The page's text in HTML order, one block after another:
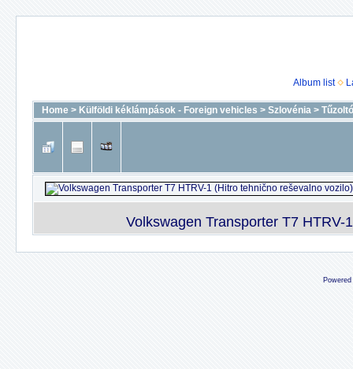
Album list
Home > Külföldi kéklámpások - Foreign vehicles > Szlovénia >
Volkswagen Transporter T7